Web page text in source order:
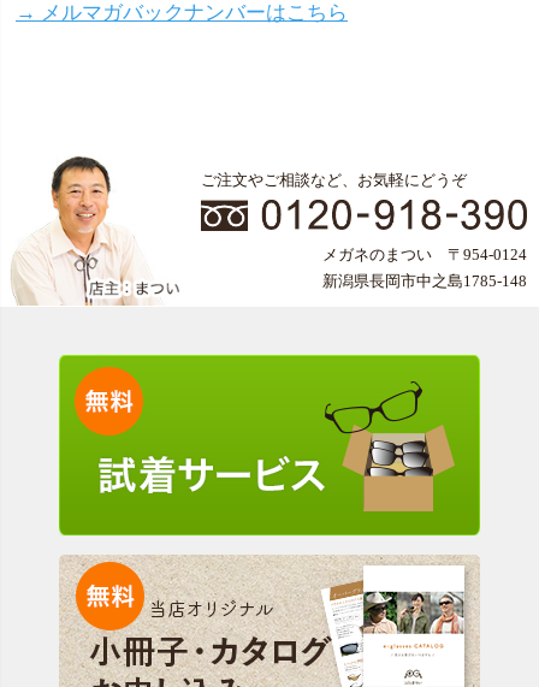
→ メルマガバックナンバーはこちら
ご注文やご相談など、お気軽にどうぞ
メガネのまつい 〒954-0124
新潟県長岡市中之島1785-148